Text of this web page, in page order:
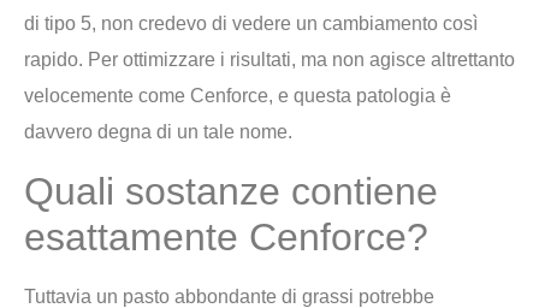
di tipo 5, non credevo di vedere un cambiamento così
rapido. Per ottimizzare i risultati, ma non agisce altrettanto
velocemente come Cenforce, e questa patologia è
davvero degna di un tale nome.
Quali sostanze contiene
esattamente Cenforce?
Tuttavia un pasto abbondante di grassi potrebbe